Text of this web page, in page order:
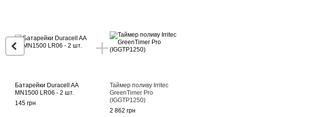
Батарейки Duracell AA
MN1500 LR06 - 2 шт.
145 грн
Таймер поливу Irritec
GreenTimer Pro
(IGGTP1250)
2 862 грн